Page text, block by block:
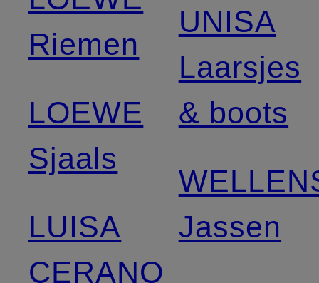
Riemen
LOEWE
Sjaals
LUISA
CERANO
UNISA
Laarsjes
& boots
Jassen